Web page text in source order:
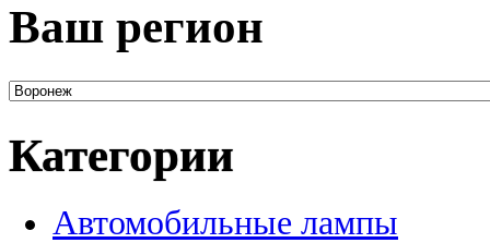
Ваш регион
Категории
Автомобильные лампы